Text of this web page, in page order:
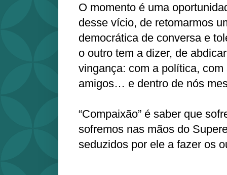
O momento é uma
desse vício, de retomarmos
democrática de conversa e
o outro tem a dizer, de
vingança: com a política,
amigos… e dentro de nós
“Compaixão” é saber que
sofremos nas mãos do
seduzidos por ele a fazer os